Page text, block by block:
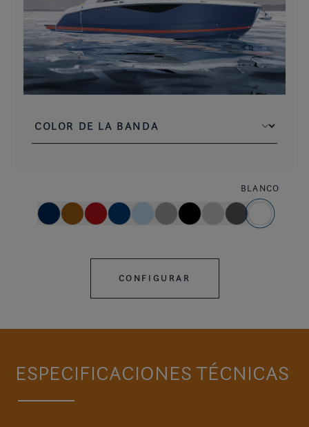
BLANCO
CONFIGURAR
ESPECIFICACIONES TÉCNICAS